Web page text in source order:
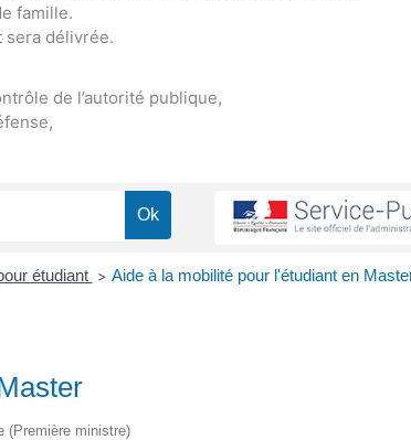
famille.
sera délivrée.
de l’autorité publique,
étudiant > Aide à la mobilité pour l'étudiant en
(Première ministre)